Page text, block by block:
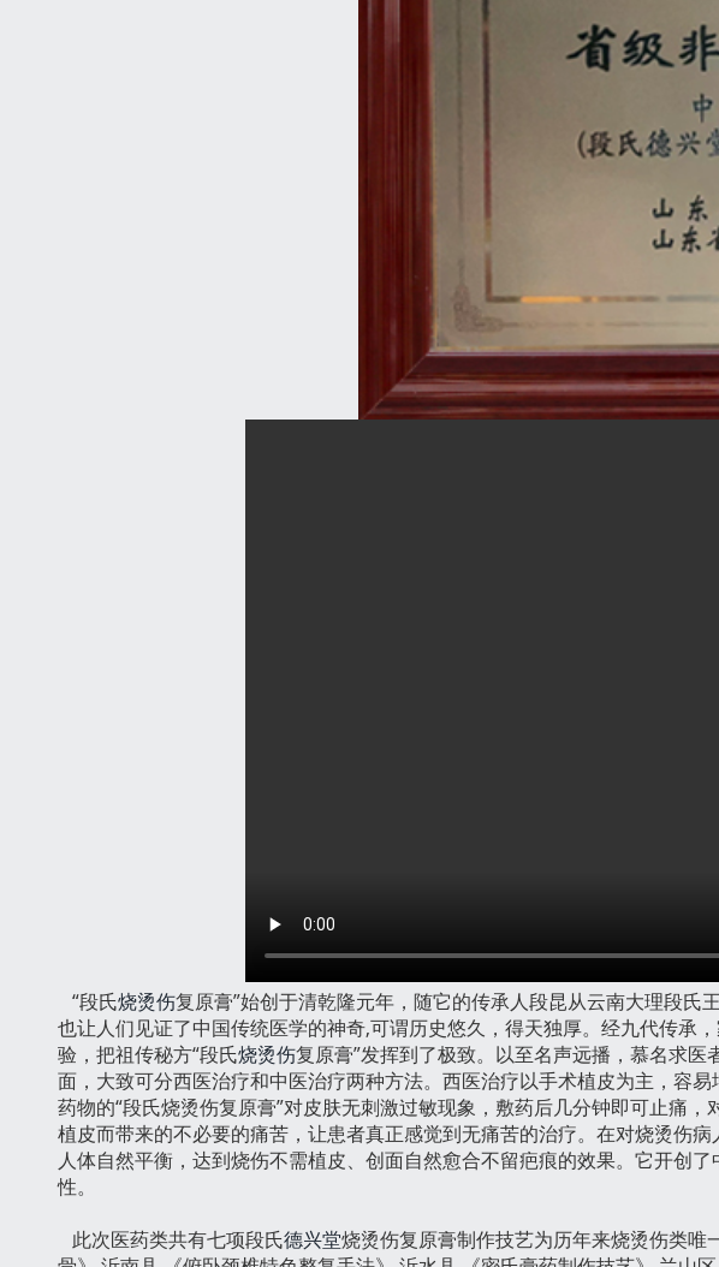
“段氏烧烫伤复原膏”始创于清乾隆元年，随它的传承人段昆从云南大理段
也让人们见证了中国传统医学的神奇,可谓历史悠久，得天独厚。经九代传承
验，把祖传秘方“段氏烧烫伤复原膏”发挥到了极致。以至名声远播，慕名求
面，大致可分西医治疗和中医治疗两种方法。西医治疗以手术植皮为主，容
药物的“段氏烧烫伤复原膏”对皮肤无刺激过敏现象，敷药后几分钟即可止痛
植皮而带来的不必要的痛苦，让患者真正感觉到无痛苦的治疗。在对烧烫伤
人体自然平衡，达到烧伤不需植皮、创面自然愈合不留疤痕的效果。它开创
性。
此次医药类共有七项段氏德兴堂烧烫伤复原膏制作技艺为历年来烧烫伤类